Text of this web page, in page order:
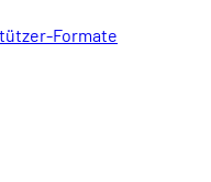
Formate